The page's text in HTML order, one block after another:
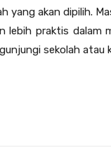
yang akan dipilih.
lebih praktis dalam
sekolah